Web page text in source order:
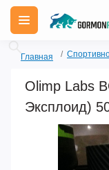
Главная
Olimp Labs
Эксплоид)